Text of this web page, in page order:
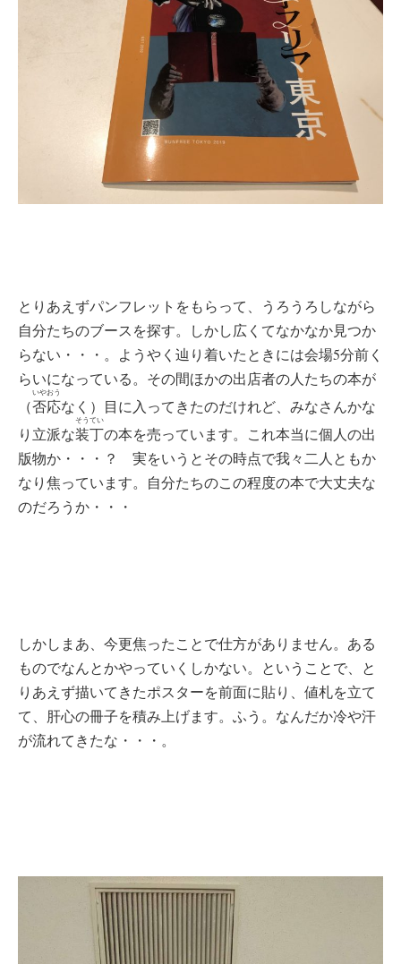
とりあえずパンフレットをもらって、うろうろしながら
自分たちのブースを探す。しかし広くてなかなか見つか
らない・・・。ようやく辿り着いたときには会場5分前く
らいになっている。その間ほかの出店者の人たちの本が
（否応
いやおう
なく）目に入ってきたのだけれど、みなさんかな
り立派な装丁
そうてい
の本を売っています。これ本当に個人の出
版物か・・・？ 実をいうとその時点で我々二人ともか
なり焦っています。自分たちのこの程度の本で大丈夫な
のだろうか・・・
しかしまあ、今更焦ったことで仕方がありません。ある
ものでなんとかやっていくしかない。ということで、と
りあえず描いてきたポスターを前面に貼り、値札を立て
て、肝心の冊子を積み上げます。ふう。なんだか冷や汗
が流れてきたな・・・。